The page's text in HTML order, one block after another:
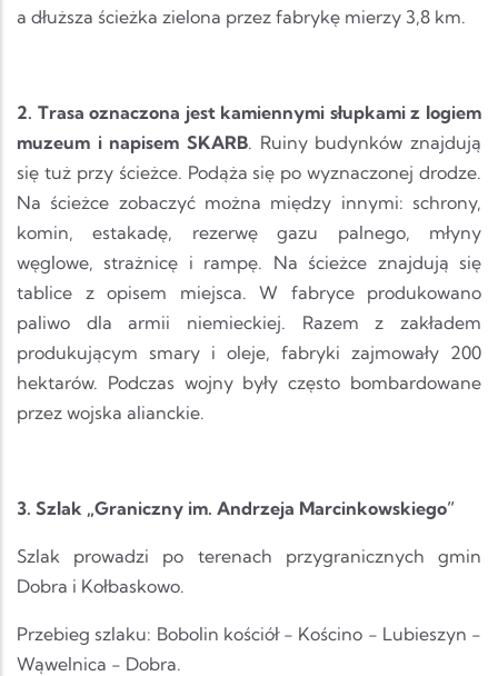
a dłuższa ścieżka zielona przez fabrykę mierzy 3,8 km.
2. Trasa oznaczona jest kamiennymi słupkami z logiem
muzeum i napisem SKARB. Ruiny budynków znajdują
się tuż przy ścieżce. Podąża się po wyznaczonej drodze.
Na ścieżce zobaczyć można między innymi: schrony,
komin, estakadę, rezerwę gazu palnego, młyny
węglowe, strażnicę i rampę. Na ścieżce znajdują się
tablice z opisem miejsca. W fabryce produkowano
paliwo dla armii niemieckiej. Razem z zakładem
produkującym smary i oleje, fabryki zajmowały 200
hektarów. Podczas wojny były często bombardowane
przez wojska alianckie.
3. Szlak „Graniczny im. Andrzeja Marcinkowskiego”
Szlak prowadzi po terenach przygranicznych gmin
Dobra i Kołbaskowo.
Przebieg szlaku: Bobolin kościół - Kościno - Lubieszyn -
Wąwelnica - Dobra.